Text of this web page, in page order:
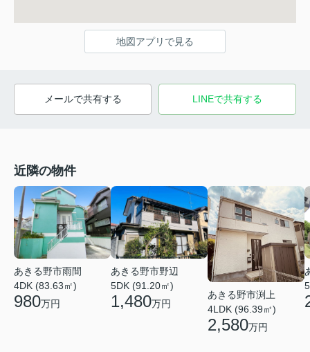
地図アプリで見る
メールで共有する LINEで共有する
近隣の物件
あきる野市雨間
4DK (83.63㎡)
980万円
あきる野市野辺
5DK (91.20㎡)
1,480万円
あきる野市渕上
4LDK (96.39㎡)
2,580万円